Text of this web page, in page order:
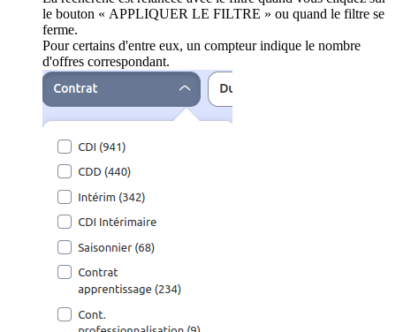
le bouton « APPLIQUER LE FILTRE » ou quand le filtre se
ferme.
Pour certains d'entre eux, un compteur indique le nombre
d'offres correspondant.